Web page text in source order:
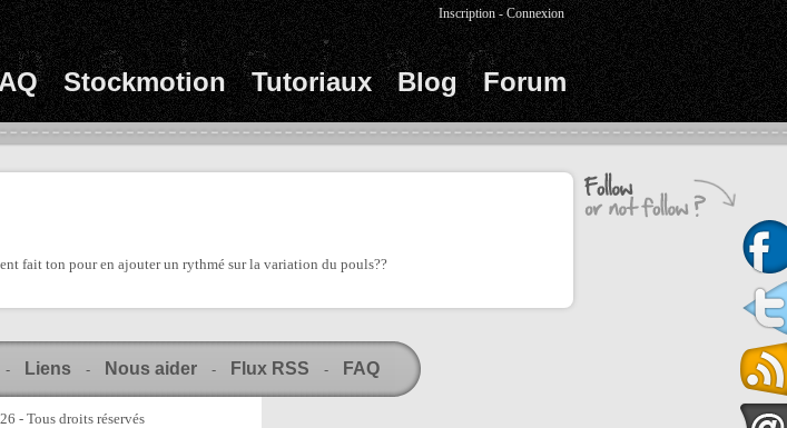
Stockmotion Tutoriaux Blog Forum
Inscription -Connexion
fait ton pour en ajouter un rythmé sur la variation du pouls??
- Liens - Nous aider - Flux RSS - FAQ
- Tous droits réservés